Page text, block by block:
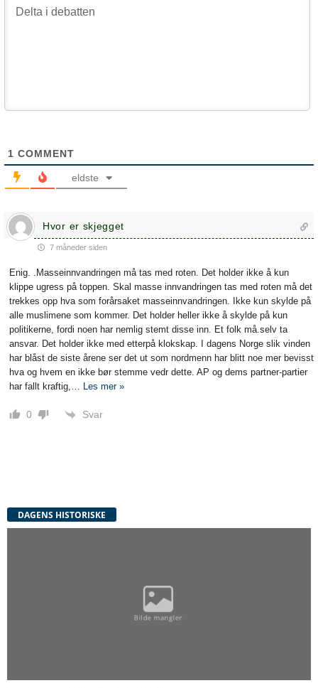
1 COMMENT
eldste
Hvor er skjegget
7 måneder siden
Enig. .Masseinnvandringen må tas med roten. Det holder ikke å kun
klippe ugress på toppen. Skal masse innvandringen tas med roten må det
trekkes opp hva som forårsaket masseinnvandringen. Ikke kun skylde på
alle muslimene som kommer. Det holder heller ikke å skylde på kun
politikerne, fordi noen har nemlig stemt disse inn. Et folk må.selv ta
ansvar. Det holder ikke med etterpå klokskap. I dagens Norge slik vinden
har blåst de siste årene ser det ut som nordmenn har blitt noe mer bevisst
hva og hvem en ikke bør stemme vedr dette. AP og dems partner-partier
har fallt kraftig,… Les mer »
0 Svar
DAGENS HISTORISKE